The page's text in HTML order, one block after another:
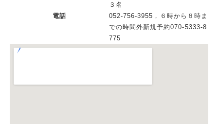
３名
電話
052-756-3955，６時から８時ま
での時間外新規予約070-5333-8
775